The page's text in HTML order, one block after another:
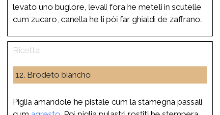
levato uno buglore, levali fora he meteli in scutelle
cum zucaro, canella he li pòi far ghialdi de zaffrano.
12. Brodeto biancho
Piglia amandole he pistale cum la stamegna passali